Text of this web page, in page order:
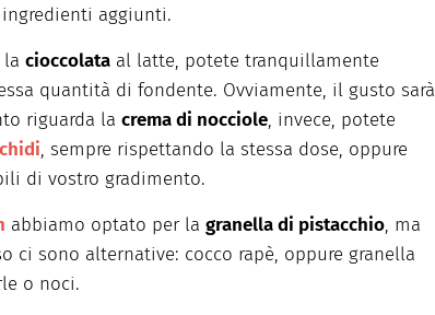
aggiunti.
la cioccolata al latte, potete tranquillamente
quantità di fondente. Ovviamente, il gusto sarà
riguarda la crema di nocciole, invece, potete
, sempre rispettando la stessa dose, oppure
di vostro gradimento.
abbiamo optato per la granella di pistacchio, ma
ci sono alternative: cocco rapè, oppure granella
o noci.